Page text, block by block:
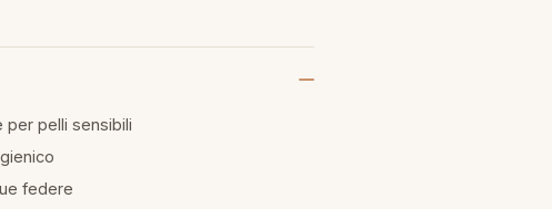
per pelli sensibili
federe